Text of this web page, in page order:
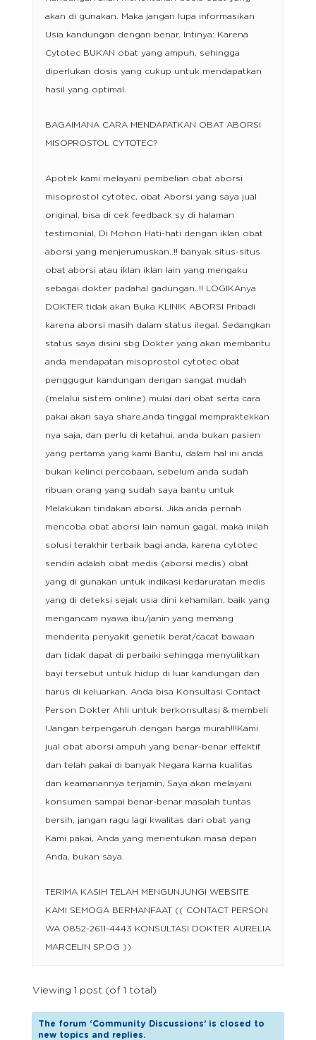
akan di gunakan. Maka jangan lupa informasikan
Usia kandungan dengan benar. Intinya: Karena
Cytotec BUKAN obat yang ampuh, sehingga
diperlukan dosis yang cukup untuk mendapatkan
hasil yang optimal.
BAGAIMANA CARA MENDAPATKAN OBAT ABORSI
MISOPROSTOL CYTOTEC?
Apotek kami melayani pembelian obat aborsi
misoprostol cytotec, obat Aborsi yang saya jual
original, bisa di cek feedback sy di halaman
testimonial, Di Mohon Hati-hati dengan iklan obat
aborsi yang menjerumuskan..!! banyak situs-situs
obat aborsi atau iklan iklan lain yang mengaku
sebagai dokter padahal gadungan..!! LOGIKAnya
DOKTER tidak akan Buka KLINIK ABORSI Pribadi
karena aborsi masih dalam status ilegal. Sedangkan
status saya disini sbg Dokter yang akan membantu
anda mendapatan misoprostol cytotec obat
penggugur kandungan dengan sangat mudah
(melalui sistem online) mulai dari obat serta cara
pakai akan saya share,anda tinggal mempraktekkan
nya saja, dan perlu di ketahui, anda bukan pasien
yang pertama yang kami Bantu, dalam hal ini anda
bukan kelinci percobaan, sebelum anda sudah
ribuan orang yang sudah saya bantu untuk
Melakukan tindakan aborsi. Jika anda pernah
mencoba obat aborsi lain namun gagal, maka inilah
solusi terakhir terbaik bagi anda, karena cytotec
sendiri adalah obat medis (aborsi medis) obat
yang di gunakan untuk indikasi kedaruratan medis
yang di deteksi sejak usia dini kehamilan, baik yang
mengancam nyawa ibu/janin yang memang
menderita penyakit genetik berat/cacat bawaan
dan tidak dapat di perbaiki sehingga menyulitkan
bayi tersebut untuk hidup di luar kandungan dan
harus di keluarkan. Anda bisa Konsultasi Contact
Person Dokter Ahli untuk berkonsultasi & membeli
!Jangan terpengaruh dengan harga murah!!!Kami
jual obat aborsi ampuh yang benar-benar effektif
dan telah pakai di banyak Negara karna kualitas
dan keamanannya terjamin, Saya akan melayani
konsumen sampai benar-benar masalah tuntas
bersih, jangan ragu lagi kwalitas dari obat yang
Kami pakai, Anda yang menentukan masa depan
Anda, bukan saya.
TERIMA KASIH TELAH MENGUNJUNGI WEBSITE
KAMI SEMOGA BERMANFAAT (( CONTACT PERSON
WA 0852-2611-4443 KONSULTASI DOKTER AURELIA
MARCELIN SP.OG ))
Viewing 1 post (of 1 total)
The forum ‘Community Discussions’ is closed to
new topics and replies.